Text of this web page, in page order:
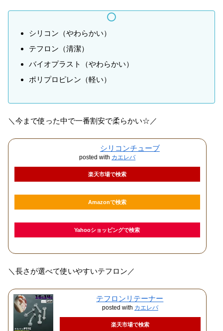
シリコン（やわらかい）
テフロン（清潔）
バイオプラスト（やわらかい）
ポリプロピレン（軽い）
＼今まで使った中で一番割安で柔らかい☆／
シリコンチューブ
posted with カエレバ
楽天市場で検索
Amazonで検索
Yahooショッピングで検索
＼長さが選べて使いやすいテフロン／
テフロンリテーナー
posted with カエレバ
楽天市場で検索